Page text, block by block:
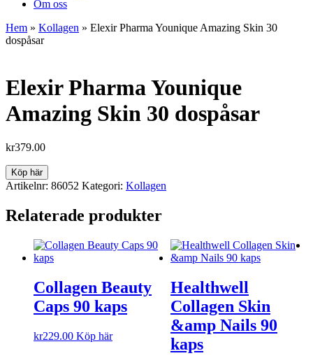
Om oss
Hem » Kollagen » Elexir Pharma Younique Amazing Skin 30
dospåsar
Elexir Pharma Younique
Amazing Skin 30 dospåsar
kr379.00
Köp här
Artikelnr: 86052 Kategori: Kollagen
Relaterade produkter
Collagen Beauty
Caps 90 kaps
kr229.00 Köp här
Healthwell
Collagen Skin
&amp Nails 90
kaps